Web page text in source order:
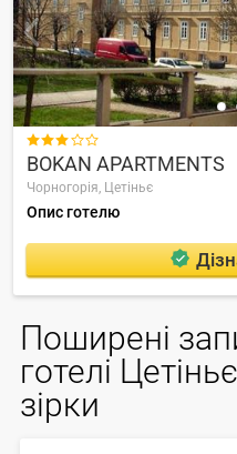

BOKAN APARTMENTS
Чорногорія, Цетіньє
Опис готелю
Поширені
готелі
зірки